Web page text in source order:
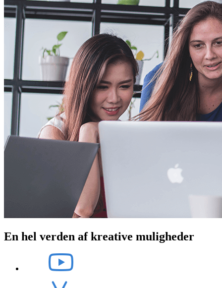
En hel verden af kreative muligheder